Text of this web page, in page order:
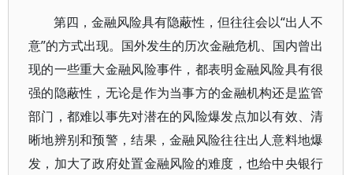
第四，金融风险具有隐蔽性，但往往会以“出人不
意”的方式出现。国外发生的历次金融危机、国内曾出
现的一些重大金融风险事件，都表明金融风险具有很
强的隐蔽性，无论是作为当事方的金融机构还是监管
部门，都难以事先对潜在的风险爆发点加以有效、清
晰地辨别和预警，结果，金融风险往往出人意料地爆
发，加大了政府处置金融风险的难度，也给中央银行